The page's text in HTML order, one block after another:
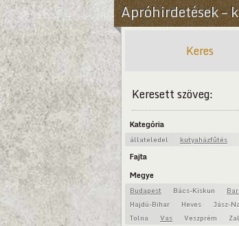
Apróhirdetések –
Keres
Keresett szöveg:
Kategória
állateledel kutyaházfűtés
Fajta
Megye
Budapest Bács-Kiskun
Hajdú-Bihar
Heves Jász-
Tolna
Vas Veszprém